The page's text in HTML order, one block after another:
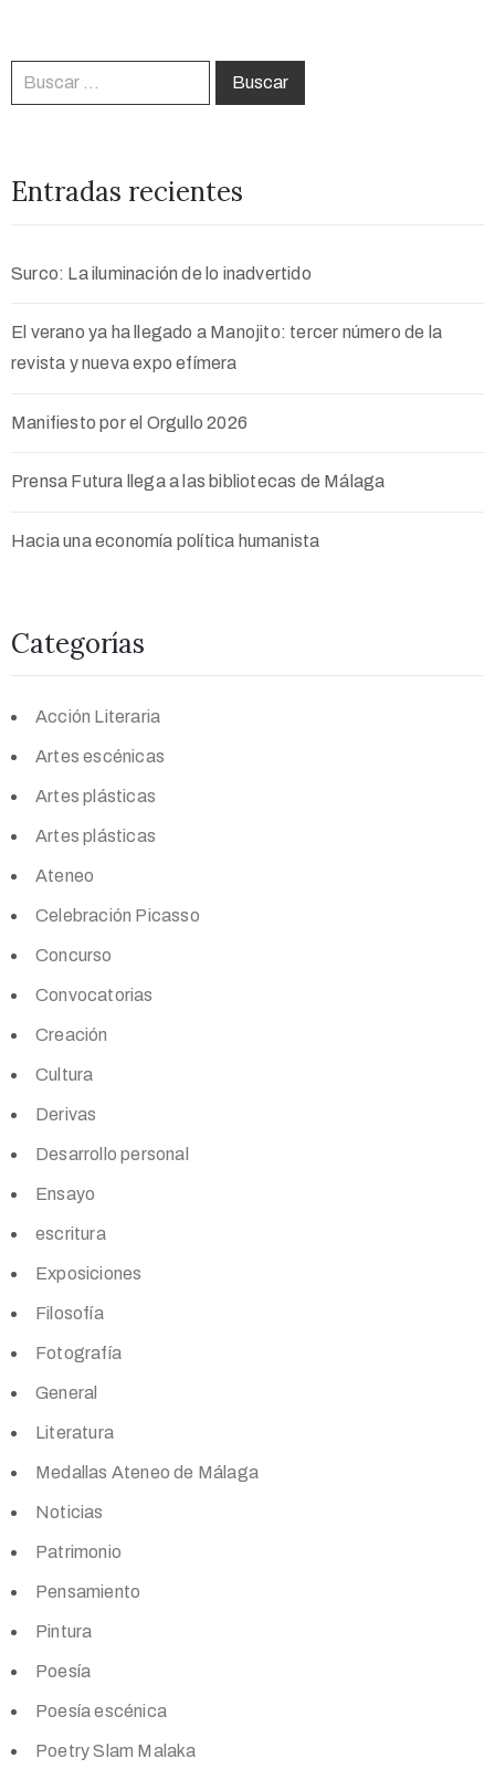
Entradas recientes
Surco: La iluminación de lo inadvertido
El verano ya ha llegado a Manojito: tercer número de la
revista y nueva expo efímera
Manifiesto por el Orgullo 2026
Prensa Futura llega a las bibliotecas de Málaga
Hacia una economía política humanista
Categorías
Acción Literaria
Artes escénicas
Artes plásticas
Artes plásticas
Ateneo
Celebración Picasso
Concurso
Convocatorias
Creación
Cultura
Derivas
Desarrollo personal
Ensayo
escritura
Exposiciones
Filosofía
Fotografía
General
Literatura
Medallas Ateneo de Málaga
Noticias
Patrimonio
Pensamiento
Pintura
Poesía
Poesía escénica
Poetry Slam Malaka